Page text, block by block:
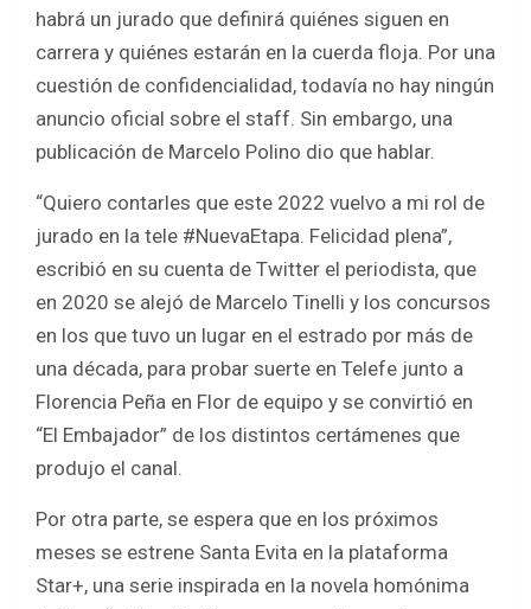
habrá un jurado que definirá quiénes siguen en
carrera y quiénes estarán en la cuerda floja. Por una
cuestión de confidencialidad, todavía no hay ningún
anuncio oficial sobre el staff. Sin embargo, una
publicación de Marcelo Polino dio que hablar.
“Quiero contarles que este 2022 vuelvo a mi rol de
jurado en la tele #NuevaEtapa. Felicidad plena”,
escribió en su cuenta de Twitter el periodista, que
en 2020 se alejó de Marcelo Tinelli y los concursos
en los que tuvo un lugar en el estrado por más de
una década, para probar suerte en Telefe junto a
Florencia Peña en Flor de equipo y se convirtió en
“El Embajador” de los distintos certámenes que
produjo el canal.
Por otra parte, se espera que en los próximos
meses se estrene Santa Evita en la plataforma
Star+, una serie inspirada en la novela homónima